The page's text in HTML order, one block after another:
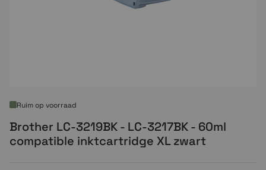
Ruim op voorraad
Brother LC-3219BK - LC-3217BK - 60ml
compatible inktcartridge XL zwart